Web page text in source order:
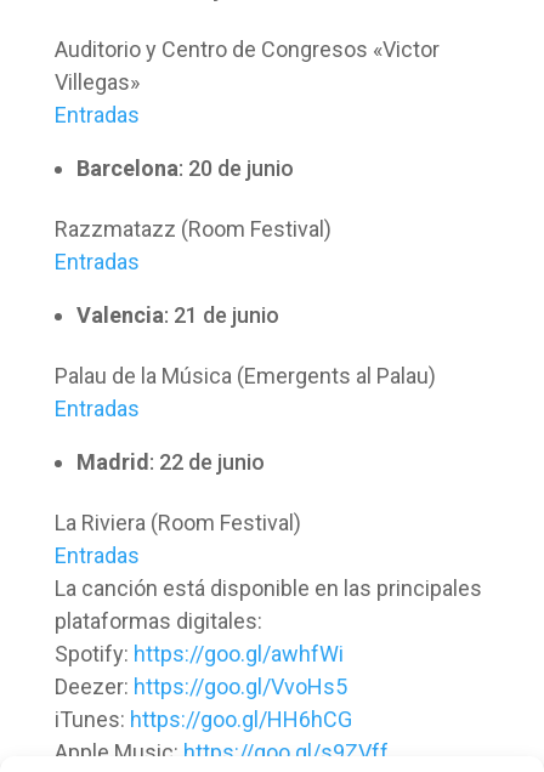
Auditorio y Centro de Congresos «Victor
Villegas»
Entradas
Barcelona: 20 de junio
Razzmatazz (Room Festival)
Entradas
Valencia: 21 de junio
Palau de la Música (Emergents al Palau)
Entradas
Madrid: 22 de junio
La Riviera (Room Festival)
Entradas
La canción está disponible en las principales
plataformas digitales:
Spotify: https://goo.gl/awhfWi
Deezer: https://goo.gl/VvoHs5
iTunes: https://goo.gl/HH6hCG
Apple Music: https://goo.gl/s9ZVff